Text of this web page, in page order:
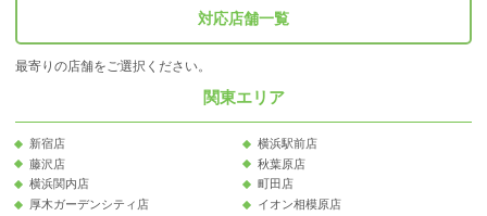
対応店舗一覧
最寄りの店舗をご選択ください。
関東エリア
新宿店
横浜駅前店
藤沢店
秋葉原店
横浜関内店
町田店
厚木ガーデンシティ店
イオン相模原店